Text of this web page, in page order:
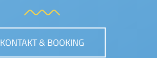
KONTAKT & BOOKING